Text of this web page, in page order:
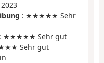
: ★★★★★ Sehr
: ★★★★★ Sehr gut
Sehr gut